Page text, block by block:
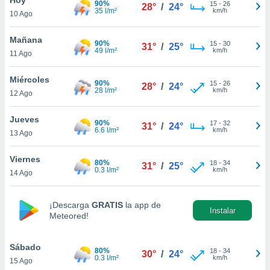
en
más
nuestra
de
aceptar
de
10 Ago
90%
35 l/m²
28° / 24° 15- 26
km/h
Mañana
11 Ago
90%
49 l/m²
31° / 25° 15- 30
km/h
Miércoles
12 Ago
90%
28 l/m²
28° / 24° 15- 26
km/h
Jueves
13 Ago
90%
6.6 l/m²
31° / 24° 17- 32
km/h
Viernes
14 Ago
80%
0.3 l/m²
31° / 25° 18- 34
km/h
¡Descarga GRATIS la app de
Meteored!
Instalar
Sábado
15 Ago
80%
0.3 l/m²
30° / 24° 18- 34
km/h